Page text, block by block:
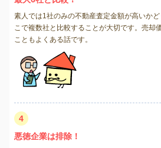
素人では1社のみの不動産査定金額が高いか
こで複数社と比較することが大切です。売却
こともよくある話です。
4
悪徳企業は排除！